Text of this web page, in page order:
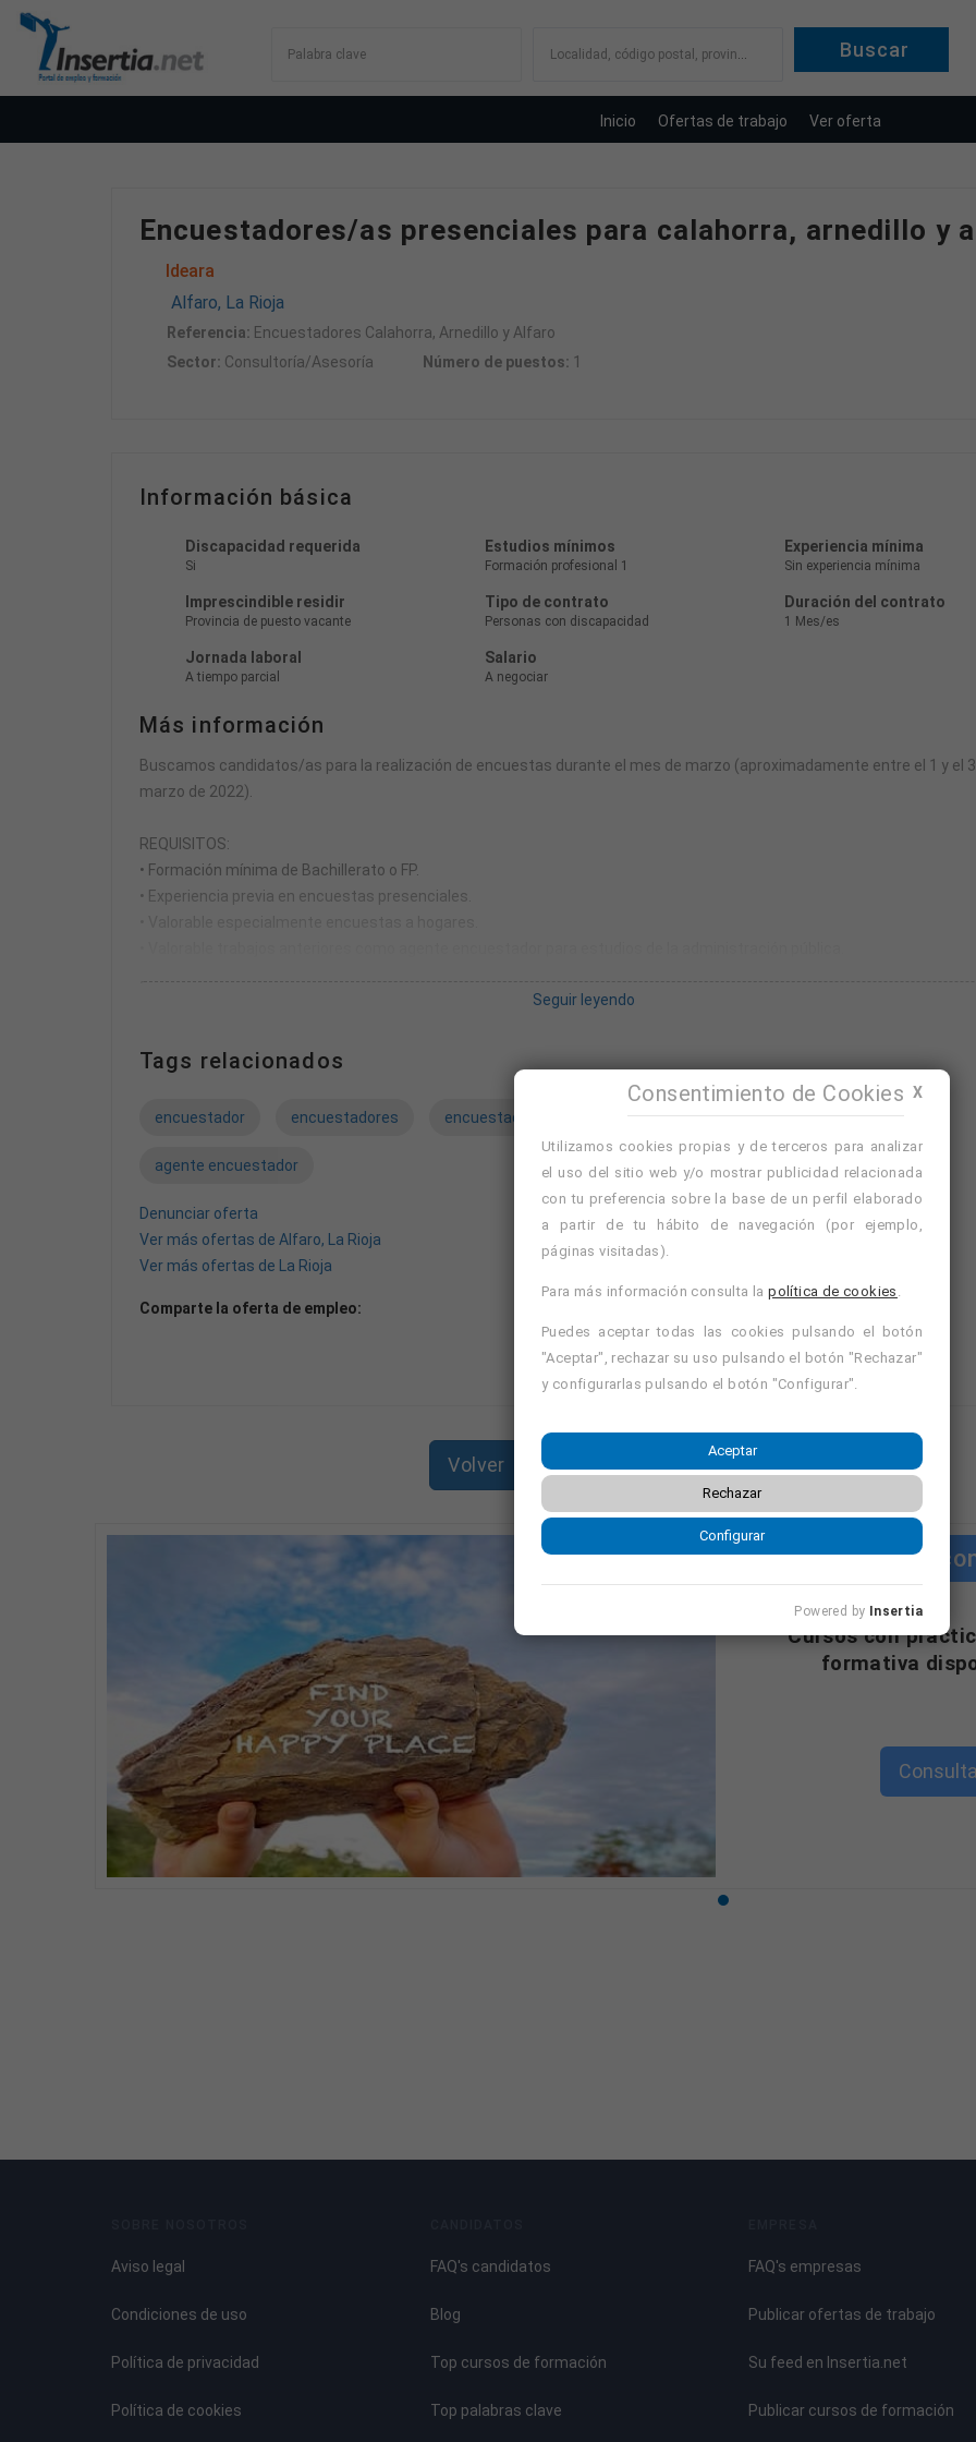
Localidad, código postal, provincia
Inicio Ofertas de trabajo Ver oferta
Encuestadores/as presenciales para calahorra, arnedillo y
Ideara
Alfaro, La Rioja
Referencia: Encuestadores Calahorra, Arnedillo y Alfaro
Sector: Consultoría/Asesoría Número de puestos: 1
Información básica
Discapacidad requerida
Si
Estudios mínimos
Formación profesional 1
Experiencia mínima
Sin experiencia mínima
Imprescindible residir
Provincia de puesto vacante
Tipo de contrato
Personas con discapacidad
Duración del contrato
1 Mes/es
Jornada laboral
A tiempo parcial
Salario
A negociar
Más información
Buscamos candidatos/as para la realización de encuestas durante el mes de marzo (aproximadamente entre el 1 y el
marzo de 2022).
REQUISITOS:
• Formación mínima de Bachillerato o FP.
• Experiencia previa en encuestas presenciales.
realizar (en cada ruta hay que realizar 14 encuestas). Acreditación como agente de encuestas de la administración
• Tareas: Cierre de entrevistas presenciales, realización de encuestas en domicilio o mediante videollamadas en el
Seguir leyendo
Tags relacionados
encuestador encuestadores encuestador para estudios agente de encuestas
agente encuestador
Denunciar oferta
Ver más ofertas de Alfaro, La Rioja
Ver más ofertas de La Rioja
Comparte la oferta de empleo:
Volver Enviar currículum
Cursos
"Cursos con
formativa
Aviso legal
Condiciones de uso
Política de privacidad
Política de cookies
FAQ's candidatos
Blog
Top cursos de formación
Top palabras clave
FAQ's empresas
Publicar ofertas de trabajo
Su feed en Insertia.net
Publicar cursos de formación
X
Consentimiento de Cookies
Utilizamos cookies propias y de terceros para analizar
el uso del sitio web y/o mostrar publicidad relacionada
con tu preferencia sobre la base de un perfil elaborado
a partir de tu hábito de navegación (por ejemplo,
páginas visitadas).
Para más información consulta lapolítica de cookies
Puedes aceptar todas las cookies pulsando el botón
"Aceptar", rechazar su uso pulsando el botón "Rechazar"
y configurarlas pulsando el botón "Configurar".
Aceptar
Rechazar
Configurar
Powered by Insertia